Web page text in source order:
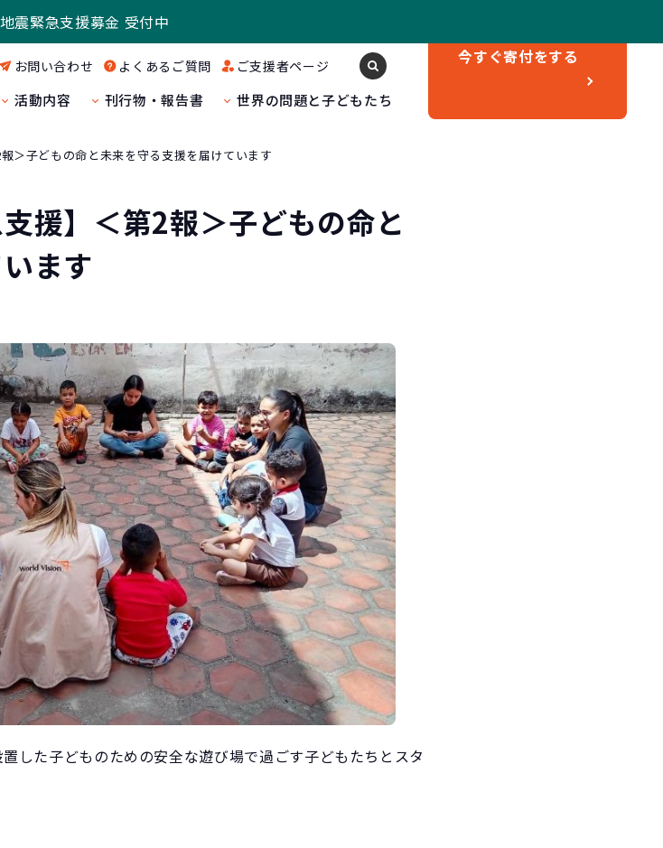
震緊急支援募金 受付中
お問い合わせ よくあるご質問 ご支援者ページ
活動内容 刊行物・報告書 世界の問題と子どもたち
今すぐ寄付をする
＞子どもの命と未来を守る支援を届けています
援】＜第2報＞子どもの命と
ます
した子どものための安全な遊び場で過ごす子どもたちとスタ